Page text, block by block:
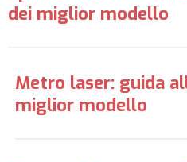
dei miglior modello
Metro laser: guida
miglior modello